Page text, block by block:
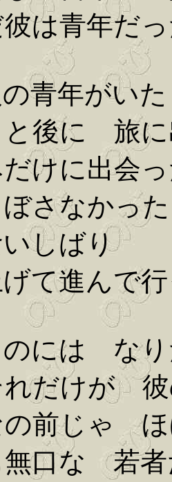
青年だっ
青年がいた
後に 旅に
に出会っ
さなかった
しばり
進んで行
には なり
けが 彼
前じゃ ほ
口な 若者